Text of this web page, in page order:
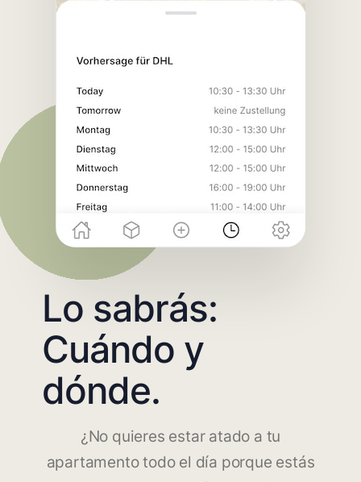
Lo sabrás:
Cuándo y
dónde.
¿No quieres estar atado a tu
apartamento todo el día porque estás